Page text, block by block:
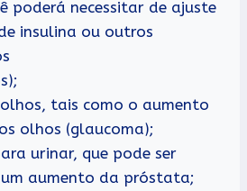
poderá necessitar de ajuste
insulina ou outros
tais como o aumento
olhos (glaucoma);
urinar, que pode ser
aumento da próstata;